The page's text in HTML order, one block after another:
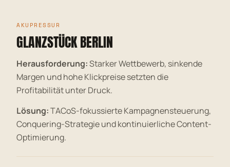
AKUPRESSUR
GLANZSTÜCK BERLIN
Herausforderung:Starker Wettbewerb, sinkende
Margen und hohe Klickpreise setzten die
Profitabilität unter Druck.
Lösung:TACoS-fokussierte Kampagnensteuerung,
Conquering-Strategie und kontinuierliche Content-
Optimierung.